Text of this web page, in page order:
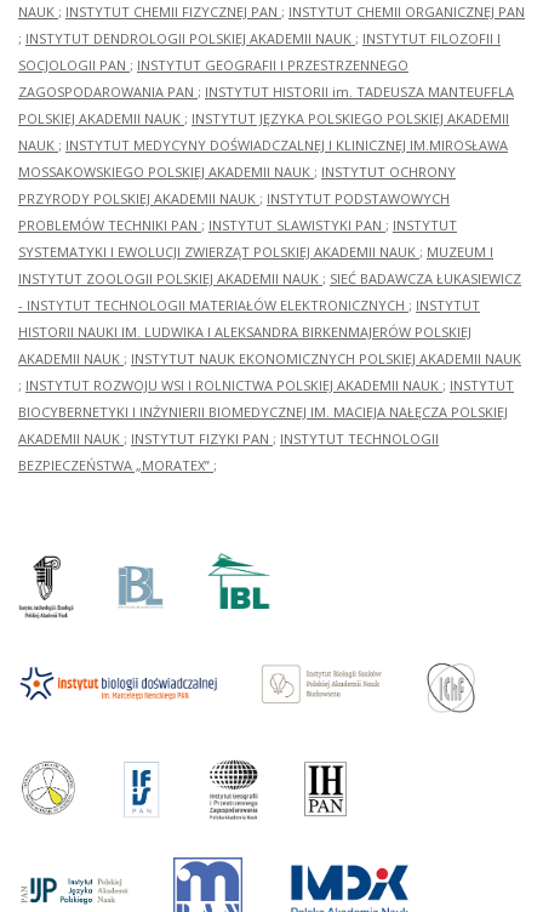
NAUK ; INSTYTUT CHEMII FIZYCZNEJ PAN ; INSTYTUT CHEMII ORGANICZNEJ PAN
; INSTYTUT DENDROLOGII POLSKIEJ AKADEMII NAUK ; INSTYTUT FILOZOFII I
SOCJOLOGII PAN ; INSTYTUT GEOGRAFII I PRZESTRZENNEGO
ZAGOSPODAROWANIA PAN ; INSTYTUT HISTORII im. TADEUSZA MANTEUFFLA
POLSKIEJ AKADEMII NAUK ; INSTYTUT JĘZYKA POLSKIEGO POLSKIEJ AKADEMII
NAUK ; INSTYTUT MEDYCYNY DOŚWIADCZALNEJ I KLINICZNEJ IM.MIROSŁAWA
MOSSAKOWSKIEGO POLSKIEJ AKADEMII NAUK ; INSTYTUT OCHRONY
PRZYRODY POLSKIEJ AKADEMII NAUK ; INSTYTUT PODSTAWOWYCH
PROBLEMÓW TECHNIKI PAN ; INSTYTUT SLAWISTYKI PAN ; INSTYTUT
SYSTEMATYKI I EWOLUCJI ZWIERZĄT POLSKIEJ AKADEMII NAUK ; MUZEUM I
INSTYTUT ZOOLOGII POLSKIEJ AKADEMII NAUK ; SIEĆ BADAWCZA ŁUKASIEWICZ
- INSTYTUT TECHNOLOGII MATERIAŁÓW ELEKTRONICZNYCH ; INSTYTUT
HISTORII NAUKI IM. LUDWIKA I ALEKSANDRA BIRKENMAJERÓW POLSKIEJ
AKADEMII NAUK ; INSTYTUT NAUK EKONOMICZNYCH POLSKIEJ AKADEMII NAUK
; INSTYTUT ROZWOJU WSI I ROLNICTWA POLSKIEJ AKADEMII NAUK ; INSTYTUT
BIOCYBERNETYKI I INŻYNIERII BIOMEDYCZNEJ IM. MACIEJA NAŁĘCZA POLSKIEJ
AKADEMII NAUK ; INSTYTUT FIZYKI PAN ; INSTYTUT TECHNOLOGII
BEZPIECZEŃSTWA „MORATEX” ;